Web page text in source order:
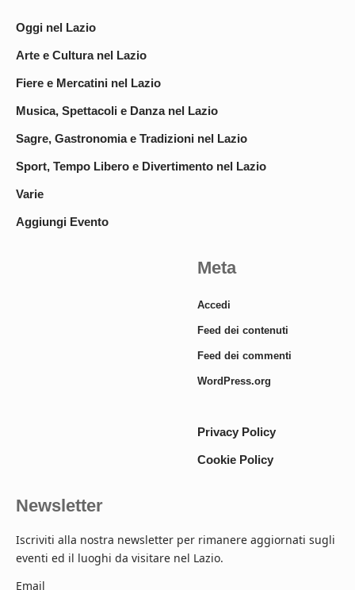
Oggi nel Lazio
Arte e Cultura nel Lazio
Fiere e Mercatini nel Lazio
Musica, Spettacoli e Danza nel Lazio
Sagre, Gastronomia e Tradizioni nel Lazio
Sport, Tempo Libero e Divertimento nel Lazio
Varie
Aggiungi Evento
Meta
Accedi
Feed dei contenuti
Feed dei commenti
WordPress.org
Privacy Policy
Cookie Policy
Newsletter
Iscriviti alla nostra newsletter per rimanere aggiornati sugli
eventi ed il luoghi da visitare nel Lazio.
Email